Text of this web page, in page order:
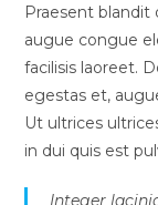
Praesent
augue congue
facilisis laoreet.
egestas et,
Ut ultrices
in dui quis est
Integer